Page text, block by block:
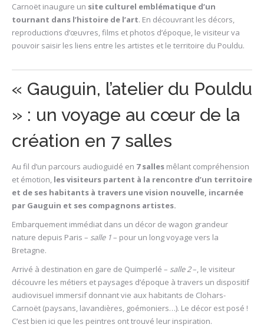
Carnoët inaugure un site culturel emblématique d’un
tournant dans l’histoire de l’art. En découvrant les décors,
reproductions d’œuvres, films et photos d’époque, le visiteur va
pouvoir saisir les liens entre les artistes et le territoire du Pouldu.
« Gauguin, l’atelier du Pouldu
» : un voyage au cœur de la
création en 7 salles
Au fil d’un parcours audioguidé en 7 salles mêlant compréhension
et émotion, les visiteurs partent à la rencontre d’un territoire
et de ses habitants à travers une vision nouvelle, incarnée
par Gauguin et ses compagnons artistes.
Embarquement immédiat dans un décor de wagon grandeur
nature depuis Paris – salle 1– pour un long voyage vers la
Bretagne.
Arrivé à destination en gare de Quimperlé – salle 2–, le visiteur
découvre les métiers et paysages d’époque à travers un dispositif
audiovisuel immersif donnant vie aux habitants de Clohars-
Carnoët (paysans, lavandières, goémoniers…). Le décor est posé !
C’est bien ici que les peintres ont trouvé leur inspiration.